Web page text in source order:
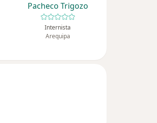
Pacheco Trigozo
Internista
Arequipa